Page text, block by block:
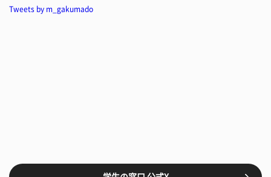
Tweets by m_gakumado